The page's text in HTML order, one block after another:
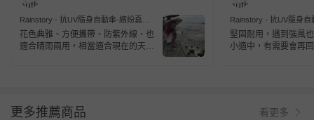
Rainstory - 抗UV隨身自動傘-繽紛嘉年
華
花色典雅、方便攜帶、防紫外線、也
適合晴雨兩用，相當適合現在的天
Rainstory - 抗UV隨身自
華
堅固耐用，遇到強風
小適中，有需要會再
更多推薦商品 看更多